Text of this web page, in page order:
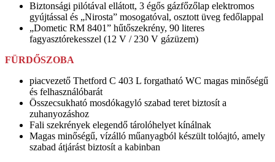
Biztonsági pilótával ellátott, 3 égős gázfőzőlap elektromos
gyújtással és „Nirosta” mosogatóval, osztott üveg fedőlappal
„Dometic RM 8401” hűtőszekrény, 90 literes
fagyasztórekesszel (12 V / 230 V gázüzem)
FÜRDŐSZOBA
piacvezető Thetford C 403 L forgatható WC magas minőségű
és felhasználóbarát
Összecsukható mosdókagyló szabad teret biztosít a
zuhanyozáshoz
Fali szekrények elegendő tárolóhelyet kínálnak
Magas minőségű, vízálló műanyagból készült tolóajtó, amely
szabad átjárást biztosít a kabinban